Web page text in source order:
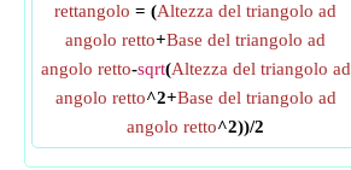
rettangolo = (Altezza del triangolo ad
angolo retto+Base del triangolo ad
angolo retto-sqrt(Altezza del triangolo ad
angolo retto^2+Base del triangolo ad
angolo retto^2))/2